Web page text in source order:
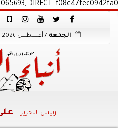
DIRECT, f08c47fec0942fa0
الجمعة
رئيس التحرير